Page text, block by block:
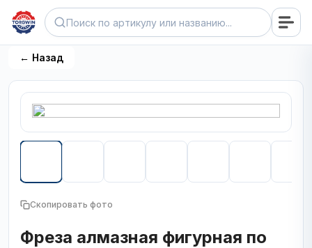
← Назад
Скопировать фото
Фреза алмазная фигурная по